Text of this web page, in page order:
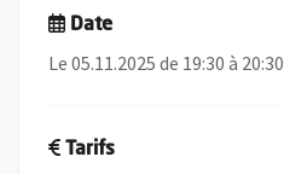
Date
Le 05.11.2025 de 19:30 à 20:30
Tarifs